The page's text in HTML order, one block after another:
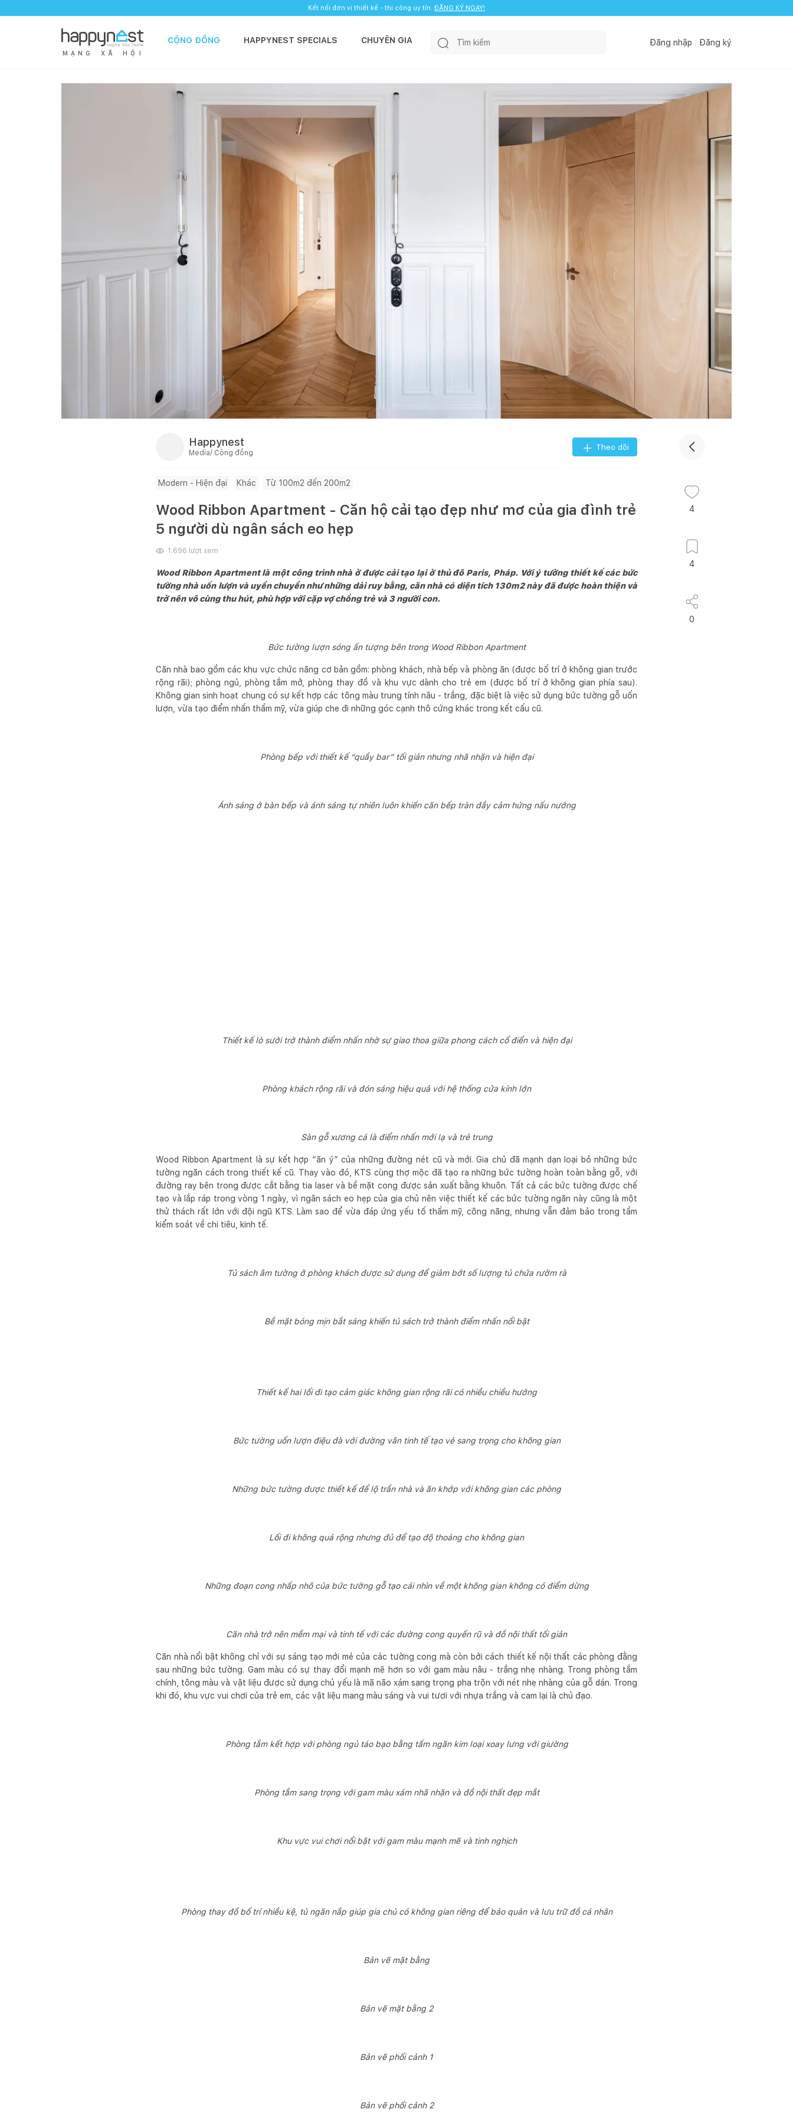
Kết nối đơn vị thiết kế - thi công uy tín. ĐĂNG KÝ NGAY!
M Ạ N G X Ã H Ộ I
CỘNG ĐỒNG HAPPYNEST SPECIALS CHUYÊN GIA Đăng nhập Đăng ký
Happynest
Media/ Cộng đồng
Theo dõi
Modern - Hiện đại Khác Từ 100m2 đến 200m2
Wood Ribbon Apartment - Căn hộ cải tạo đẹp như mơ của gia đình trẻ
5 người dù ngân sách eo hẹp
1.696 lượt xem
Wood Ribbon Apartment là một công trình nhà ở được cải tạo lại ở thủ đô Paris, Pháp. Với ý tưởng thiết kế các bức
tường nhà uốn lượn và uyển chuyển như những dải ruy bằng, căn nhà có diện tích 130m2 này đã được hoàn thiện và
trở nên vô cùng thu hút, phù hợp với cặp vợ chồng trẻ và 3 người con.
Bức tường lượn sóng ấn tượng bên trong Wood Ribbon Apartment
Căn nhà bao gồm các khu vực chức năng cơ bản gồm: phòng khách, nhà bếp và phòng ăn (được bố trí ở không gian trước
rộng rãi); phòng ngủ, phòng tắm mở, phòng thay đồ và khu vực dành cho trẻ em (được bố trí ở không gian phía sau).
Không gian sinh hoạt chung có sự kết hợp các tông màu trung tính nâu - trắng, đặc biệt là việc sử dụng bức tường gỗ uốn
lượn, vừa tạo điểm nhấn thẩm mỹ, vừa giúp che đi những góc cạnh thô cứng khác trong kết cấu cũ.
Phòng bếp với thiết kế “quầy bar” tối giản nhưng nhã nhặn và hiện đại
Ánh sáng ở bàn bếp và ánh sáng tự nhiên luôn khiến căn bếp tràn đầy cảm hứng nấu nướng
Thiết kế lò sưởi trở thành điểm nhấn nhờ sự giao thoa giữa phong cách cổ điển và hiện đại
Phòng khách rộng rãi và đón sáng hiệu quả với hệ thống cửa kính lớn
Sàn gỗ xương cá là điểm nhấn mới lạ và trẻ trung
Wood Ribbon Apartment là sự kết hợp “ăn ý” của những đường nét cũ và mới. Gia chủ đã mạnh dạn loại bỏ những bức
tường ngăn cách trong thiết kế cũ. Thay vào đó, KTS cùng thợ mộc đã tạo ra những bức tường hoàn toàn bằng gỗ, với
đường ray bên trong được cắt bằng tia laser và bề mặt cong được sản xuất bằng khuôn. Tất cả các bức tường được chế
tạo và lắp ráp trong vòng 1 ngày, vì ngân sách eo hẹp của gia chủ nên việc thiết kế các bức tường ngăn này cũng là một
thử thách rất lớn với đội ngũ KTS. Làm sao để vừa đáp ứng yếu tố thẩm mỹ, công năng, nhưng vẫn đảm bảo trong tầm
kiểm soát về chi tiêu, kinh tế.
Tủ sách âm tường ở phòng khách được sử dụng để giảm bớt số lượng tủ chứa rườm rà
Bề mặt bóng mịn bắt sáng khiến tủ sách trở thành điểm nhấn nổi bật
Thiết kế hai lối đi tạo cảm giác không gian rộng rãi có nhiều chiều hướng
Bức tường uốn lượn điệu đà với đường vân tinh tế tạo vẻ sang trọng cho không gian
Những bức tường được thiết kế để lộ trần nhà và ăn khớp với không gian các phòng
Lối đi không quá rộng nhưng đủ để tạo độ thoáng cho không gian
Những đoạn cong nhấp nhô của bức tường gỗ tạo cái nhìn về một không gian không có điểm dừng
Căn nhà trở nên mềm mại và tinh tế với các đường cong quyến rũ và đồ nội thất tối giản
Căn nhà nổi bật không chỉ với sự sáng tạo mới mẻ của các tường cong mà còn bởi cách thiết kế nội thất các phòng đằng
sau những bức tường. Gam màu có sự thay đổi mạnh mẽ hơn so với gam màu nâu - trắng nhẹ nhàng. Trong phòng tắm
chính, tông màu và vật liệu được sử dụng chủ yếu là mã não xám sang trọng pha trộn với nét nhẹ nhàng của gỗ dán. Trong
khi đó, khu vực vui chơi của trẻ em, các vật liệu mang màu sáng và vui tươi với nhựa trắng và cam lại là chủ đạo.
Phòng tắm kết hợp với phòng ngủ táo bạo bằng tấm ngăn kim loại xoay lưng với giường
Phòng tắm sang trọng với gam màu xám nhã nhặn và đồ nội thất đẹp mắt
Khu vực vui chơi nổi bật với gam màu mạnh mẽ và tinh nghịch
Phòng thay đồ bố trí nhiều kệ, tủ ngăn nắp giúp gia chủ có không gian riêng để bảo quản và lưu trữ đồ cá nhân
Bản vẽ mặt bằng
Bản vẽ mặt bằng 2
Bản vẽ phối cảnh 1
Bản vẽ phối cảnh 2
4
4
0